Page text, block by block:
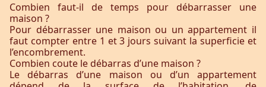
Combien faut-il de temps pour débarrasser une
maison ?
Pour débarrasser une maison ou un appartement il
faut compter entre 1 et 3 jours suivant la superficie et
l’encombrement.
Combien coute le débarras d’une maison ?
Le débarras d’une maison ou d’un appartement